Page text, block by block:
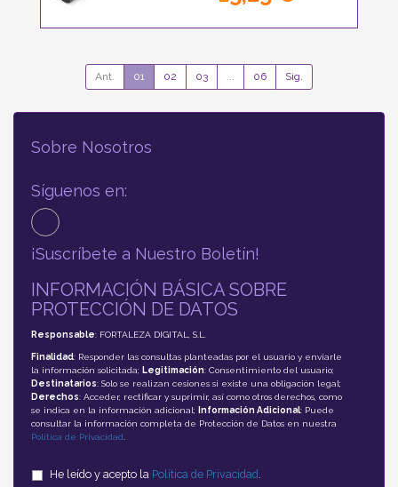
Ant. 01 02 03 ... 06 Sig.
Sobre Nosotros
Síguenos en:
¡Suscríbete a Nuestro Boletín!
INFORMACIÓN BÁSICA SOBRE
PROTECCIÓN DE DATOS
Responsable: FORTALEZA DIGITAL, S.L.
Finalidad: Responder las consultas planteadas por el usuario y enviarle
la información solicitada; Legitimación: Consentimiento del usuario;
Destinatarios: Solo se realizan cesiones si existe una obligación legal;
Derechos: Acceder, rectificar y suprimir, así como otros derechos, como
se indica en la información adicional;
Información Adicional: Puede
consultar la información completa de Protección de Datos en nuestra
Política de Privacidad
He leído y acepto la Política de Privacidad